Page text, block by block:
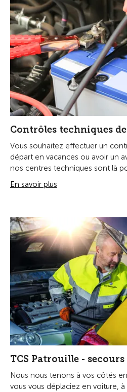
Contrôles techniques
Vous souhaitez effectuer un
départ en vacances ou avoir un
nos centres techniques sont là
En savoir plus
TCS Patrouille -
Nous nous tenons à vos côtés
vous vous déplaciez en voiture,